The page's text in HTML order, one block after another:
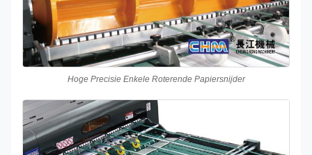
Hoge Precisie Enkele Roterende Papiersnijder